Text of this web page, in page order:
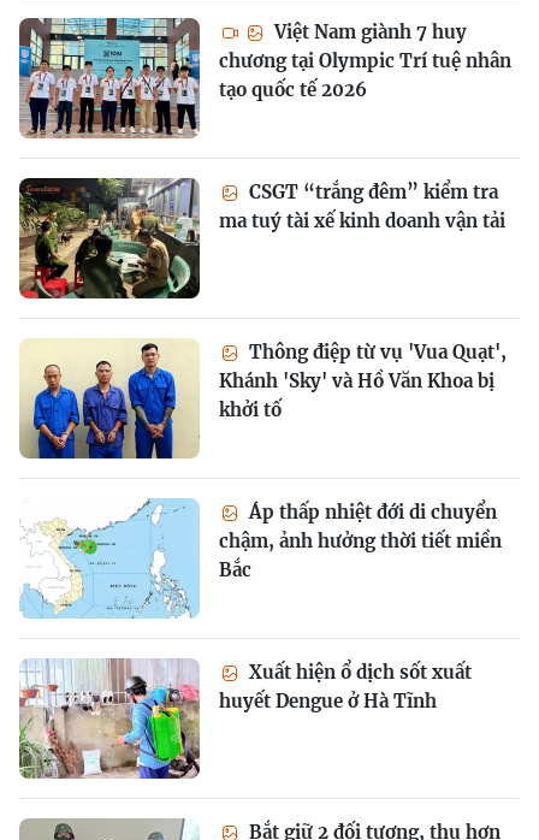
Việt Nam giành 7 huy
chương tại Olympic Trí tuệ nhân
tạo quốc tế 2026
CSGT “trắng đêm” kiểm tra
ma tuý tài xế kinh doanh vận tải
Thông điệp từ vụ 'Vua Quạt',
Khánh 'Sky' và Hồ Văn Khoa bị
khởi tố
Áp thấp nhiệt đới di chuyển
chậm, ảnh hưởng thời tiết miền
Bắc
Xuất hiện ổ dịch sốt xuất
huyết Dengue ở Hà Tĩnh
Bắt giữ 2 đối tượng, thu hơn